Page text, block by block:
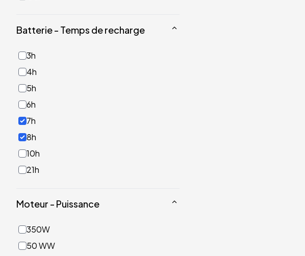
Batterie - Temps de recharge
3h
4h
5h
6h
7h
8h
10h
21h
Moteur - Puissance
350W
50 WW